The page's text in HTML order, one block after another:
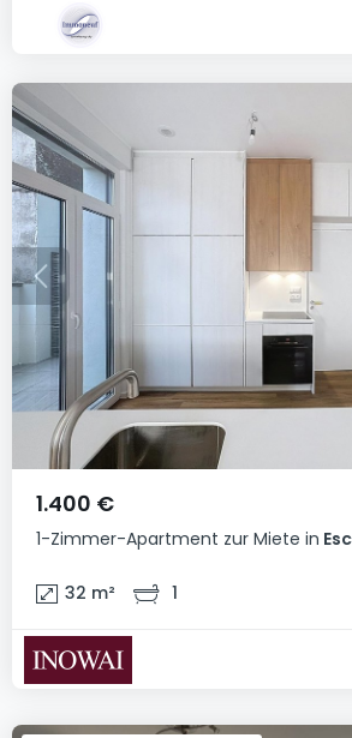
1-Zimmer-Apartment zur Miete in
1.400 €
32 m² 1